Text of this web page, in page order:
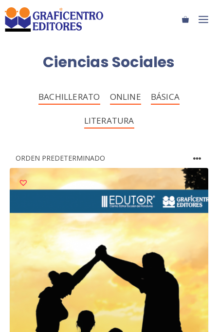
Saltar
al
contenido
Ciencias Sociales
BACHILLERATO ONLINE BÁSICA
LITERATURA